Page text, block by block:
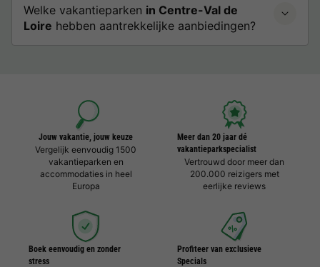
Welke vakantieparken in Centre-Val de
Loire hebben aantrekkelijke aanbiedingen?
Jouw vakantie, jouw keuze
Vergelijk eenvoudig 1500
vakantieparken en
accommodaties in heel
Europa
Meer dan 20 jaar dé
vakantieparkspecialist
Vertrouwd door meer dan
200.000 reizigers met
eerlijke reviews
Boek eenvoudig en zonder
stress
Profiteer van exclusieve
Specials